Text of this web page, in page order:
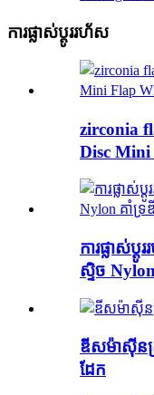
ការផ្លាស់ប្តូររហ័ស
zirconia
Disc Mini
ការផ្លាស់ប្
ស្ទិច
ឌីសម៉ាស៊ីនត្
ដែក